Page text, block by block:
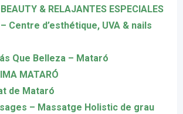
& RELAJANTES ESPECIALES
Centre d’esthétique, UVA & nails
Que Belleza – Mataró
MATARÓ
de Mataró
– Massatge Holistic de grau